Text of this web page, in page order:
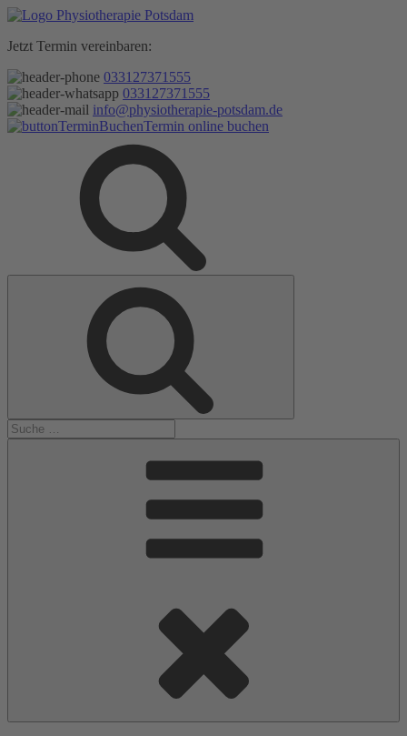
Zum
springen
Jetzt Termin vereinbaren:
033127371555
033127371555
info@physiotherapie-potsdam.de
Termin online buchen